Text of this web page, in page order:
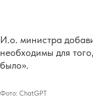
И.о. министра
необходимы для
было».
Фото: ChatGPT